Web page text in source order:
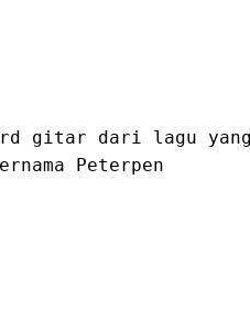
gitar dari lagu yang
Peterpen